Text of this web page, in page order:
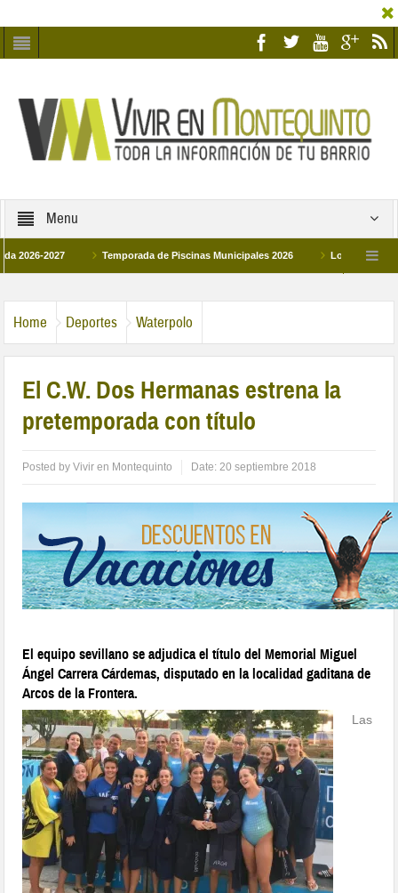
Menu
2027 Temporada de Piscinas Municipales 2026 Los Campus de
Home Deportes Waterpolo
El C.W. Dos Hermanas estrena la
pretemporada con título
Posted byVivir en Montequinto Date:20 septiembre 2018
El equipo sevillano se adjudica el título del Memorial Miguel
Ángel Carrera Cárdemas, disputado en la localidad gaditana de
Arcos de la Frontera.
Las